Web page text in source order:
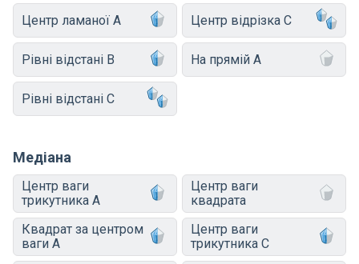
Центр ламаної A Центр відрізка C
Рівні відстані B На прямій A
Рівні відстані C
Медіана
Центр ваги
трикутника A
Центр ваги
квадрата
Квадрат за центром
ваги A
Центр ваги
трикутника C